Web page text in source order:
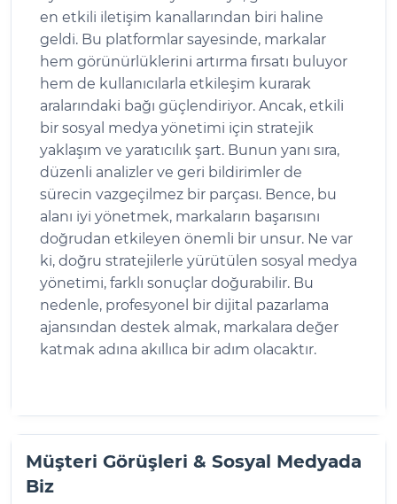
en etkili iletişim kanallarından biri haline
geldi. Bu platformlar sayesinde, markalar
hem görünürlüklerini artırma fırsatı buluyor
hem de kullanıcılarla etkileşim kurarak
aralarındaki bağı güçlendiriyor. Ancak, etkili
bir sosyal medya yönetimi için stratejik
yaklaşım ve yaratıcılık şart. Bunun yanı sıra,
düzenli analizler ve geri bildirimler de
sürecin vazgeçilmez bir parçası. Bence, bu
alanı iyi yönetmek, markaların başarısını
doğrudan etkileyen önemli bir unsur. Ne var
ki, doğru stratejilerle yürütülen sosyal medya
yönetimi, farklı sonuçlar doğurabilir. Bu
nedenle, profesyonel bir dijital pazarlama
ajansından destek almak, markalara değer
katmak adına akıllıca bir adım olacaktır.
Müşteri Görüşleri & Sosyal Medyada
Biz